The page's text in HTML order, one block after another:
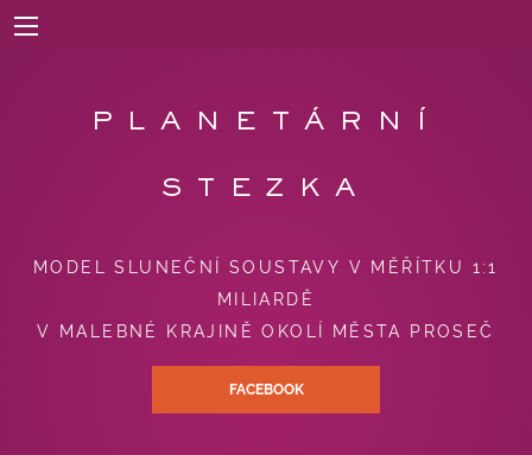
Přejít
PLANETÁRNÍ
STEZKA
MODEL SLUNEČNÍ SOUSTAVY V MĚŘÍTKU 1:1
MILIARDĚ
V MALEBNÉ KRAJINĚ OKOLÍ MĚSTA PROSEČ
FACEBOOK